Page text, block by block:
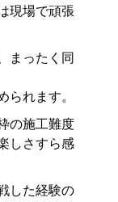
現場で頑張
まったく同
られます。
の施工難度
しさすら感
した経験の